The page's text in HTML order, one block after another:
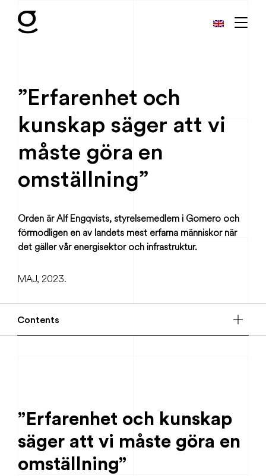
”Erfarenhet och
kunskap säger att vi
måste göra en
omställning”
Orden är Alf Engqvists, styrelsemedlem i Gomero och
förmodligen en av landets mest erfarna människor när
det gäller vår energisektor och infrastruktur.
MAJ, 2023.
Contents
”Erfarenhet och kunskap
säger att vi måste göra en
omställning”